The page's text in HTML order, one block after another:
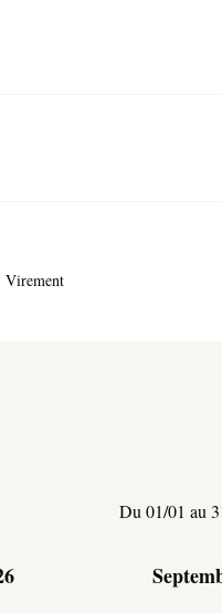
Virement
Du 01/01 au